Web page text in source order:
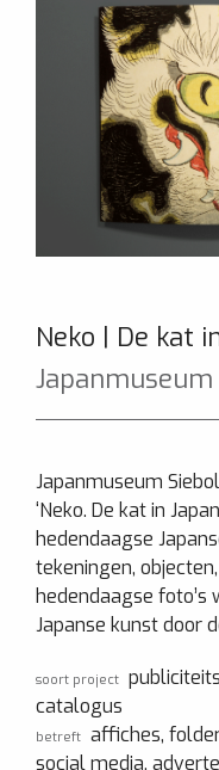
Neko | De kat
Japanmuseum
Japanmuseum
‘Neko. De kat in
hedendaagse
tekeningen,
hedendaagse foto’s
Japanse kunst door
soort project
catalogus
betreft affiches,
social media,